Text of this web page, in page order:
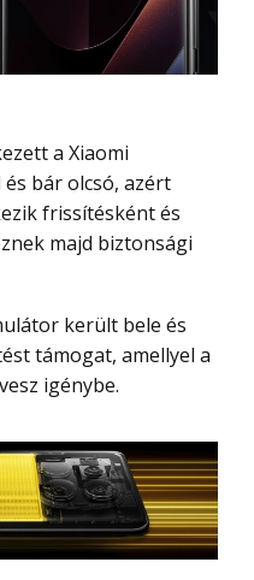
bár olcsó, azért
frissítésként és
majd biztonsági
támogat, amellyel a
igénybe.